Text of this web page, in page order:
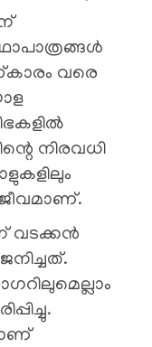
വരെ
നിരവധി
വടക്കൻ